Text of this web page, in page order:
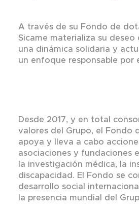
A través de su Fondo de
Sicame materializa su
una dinámica solidaria y
un enfoque responsable por
Desde 2017, y en total
valores del Grupo, el Fondo
apoya y lleva a cabo
asociaciones y fundaciones
la investigación médica, la
discapacidad. El Fondo se
desarrollo social
la presencia mundial del